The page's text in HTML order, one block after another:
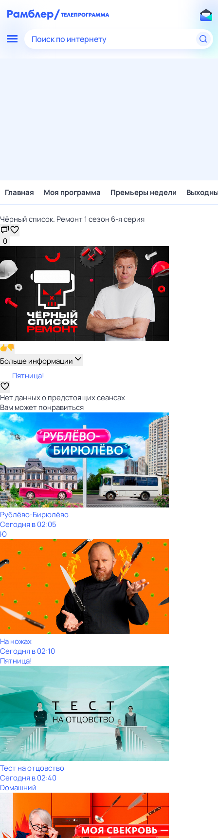
Поиск по интернету
Главная Моя программа Премьеры недели
Чёрный список. Ремонт 1 сезон 6-я серия
0
Больше информации
Пятница!
Нет данных о предстоящих сеансах
Вам может понравиться
Рублёво-Бирюлёво
Сегодня в 02:05
Ю
На ножах
Сегодня в 02:10
Пятница!
Тест на отцовство
Сегодня в 02:40
Dомашний